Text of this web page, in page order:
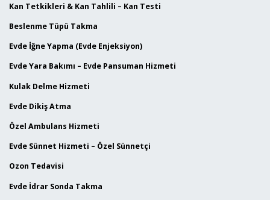
Kan Tetkikleri & Kan Tahlili – Kan Testi
Beslenme Tüpü Takma
Evde İğne Yapma (Evde Enjeksiyon)
Evde Yara Bakımı – Evde Pansuman Hizmeti
Kulak Delme Hizmeti
Evde Dikiş Atma
Özel Ambulans Hizmeti
Evde Sünnet Hizmeti – Özel Sünnetçi
Ozon Tedavisi
Evde İdrar Sonda Takma